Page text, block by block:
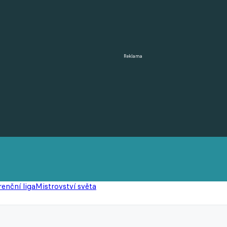
Reklama
ligaMistrovství světa